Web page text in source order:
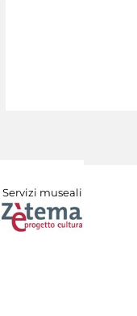
Servizi museali